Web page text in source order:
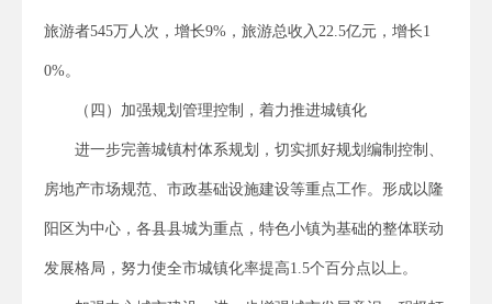
旅游者545万人次，增长9%，旅游总收入22.5亿元，增长1
0%。
（四）加强规划管理控制，着力推进城镇化
进一步完善城镇村体系规划，切实抓好规划编制控制、
房地产市场规范、市政基础设施建设等重点工作。形成以隆
阳区为中心，各县县城为重点，特色小镇为基础的整体联动
发展格局，努力使全市城镇化率提高1.5个百分点以上。